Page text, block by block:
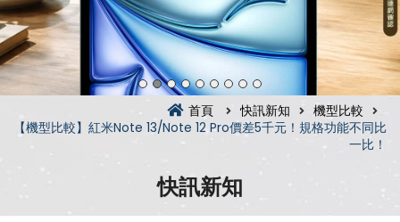
首頁 快訊新知
機型比較
【機型比較】紅米Note 13/Note 12 Pro價差5千元！規格功能不同比
一比！
快訊新知